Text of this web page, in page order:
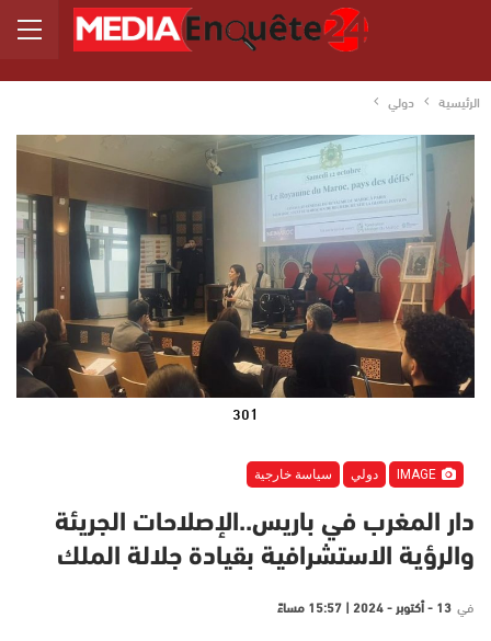
الرئيسية دولي
301
دولي سياسة خارجية
دار المغرب في باريس..الإصلاحات الجريئة
والرؤية الاستشرافية بقيادة جلالة الملك
في 13 - أكتوبر - 2024 | 15:57 مساءً